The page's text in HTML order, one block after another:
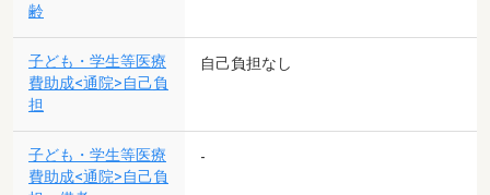
齢
子ども・学生等医療
費助成<通院>自己負
担
自己負担なし
子ども・学生等医療
費助成<通院>自己負
-